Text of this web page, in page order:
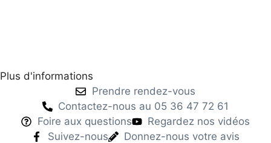
Plus d'informations
Prendre rendez-vous
Contactez-nous au 05 36 47 72 61
Foire aux questions
Regardez nos vidéos
Suivez-nous
Donnez-nous votre avis